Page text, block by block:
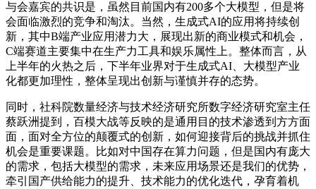
与会嘉宾的共识是，虽然目前国内有200多个大模型，但是将
会面临激烈的竞争和淘汰。当然，生成式AI的应用将持续创
新，其中B端产业应用潜力大，展现出新的商业模式和机会，
C端赛道主要集中在生产力工具和娱乐属性上。整体而言，从
上半年的火热之后，下半年业界对于生成式AI、大模型产业
化都更加理性，整体呈现出创新与谨慎并存的态势。
同时，社科院数量经济与技术经济研究所数字经济研究室主任
蔡跃洲提到，百模大战等反映的是通用目的技术渗透到方方面
面，面对全方位的颠覆式的创新，如何迎接背后的挑战并抓住
机会是重要课题。比如对中国存在算力问题，但是国内有庞大
的需求，包括大模型的需求，未来应用场景还是我们的优势，
牵引国产供给能力的提升、技术能力的优化迭代，孕育着机